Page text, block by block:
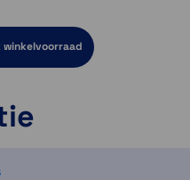
winkelvoorraad